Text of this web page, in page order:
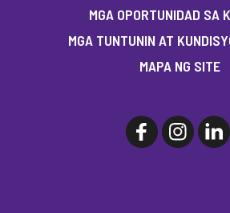
MGA OPORTUNIDAD SA
MGA TUNTUNIN AT
MAPA NG SITE